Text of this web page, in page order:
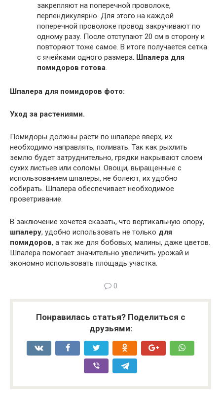
закрепляют на поперечной проволоке,
перпендикулярно. Для этого на каждой
поперечной проволоке провод закручивают по
одному разу. После отступают 20 см в сторону и
повторяют тоже самое. В итоге получается сетка
с ячейками одного размера. Шпалера для
помидоров готова
Шпалера для помидоров фото:
Уход за растениями.
Помидоры должны расти по шпалере вверх, их
необходимо направлять, поливать. Так как рыхлить
землю будет затруднительно, грядки накрывают слоем
сухих листьев или соломы. Овощи, выращенные с
использованием шпалеры, не болеют, их удобно
собирать. Шпалера обеспечивает необходимое
проветривание.
В заключение хочется сказать, что вертикальную опору,
шпалеру, удобно использовать не только для
помидоров, а так же для бобовых, малины, даже цветов.
Шпалера помогает значительно увеличить урожай и
экономно использовать площадь участка.
0
Понравилась статья? Поделиться с
друзьями: